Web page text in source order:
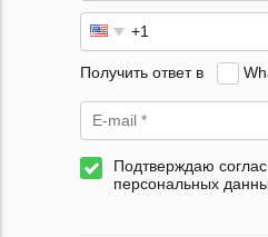
Получить ответ в
Подтверждаю
персональных